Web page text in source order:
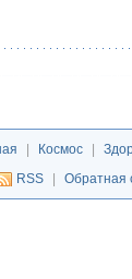
| Космос |
RSS
| Обратная